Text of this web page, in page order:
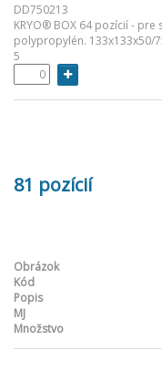
DD750213
KRYO® BOX 64 pozícií -
polypropylén. 133x133x50/
5
81 pozícií
Obrázok
Kód
Popis
MJ
Množstvo